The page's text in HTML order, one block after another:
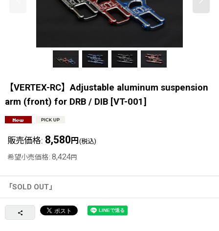
【VERTEX-RC】Adjustable aluminum suspension
arm (front) for DRB / DIB [VT-001]
販売価格: 8,580 円 (税込)
希望小売価格: 8,424円
「SOLD OUT」